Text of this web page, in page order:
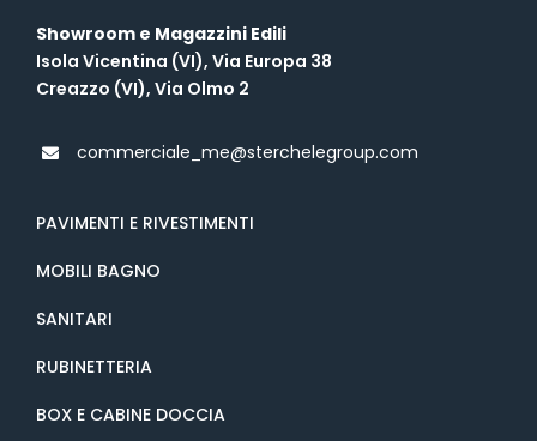
Showroom e Magazzini Edili
Isola Vicentina (VI), Via Europa 38
Creazzo (VI), Via Olmo 2
commerciale_me@sterchelegroup.com
PAVIMENTI E RIVESTIMENTI
MOBILI BAGNO
SANITARI
RUBINETTERIA
BOX E CABINE DOCCIA